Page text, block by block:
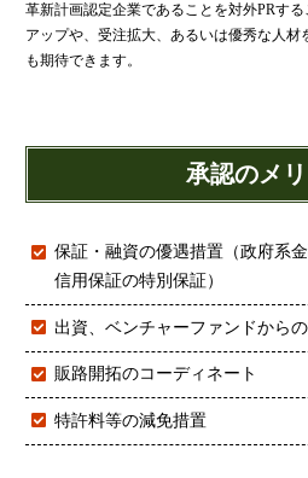
代表挨拶
神戸オフィス
アクセスマップ
スタッフプロフィール
採用情報
税金の豆知識
所得税
革新計画認定企業であることを対外PRす
アップや、受注拡大、あるいは優秀な人
も期待できます。
承認のメ
保証・融資の優遇措置（政府系
信用保証の特別保証）
出資、ベンチャーファンドから
販路開拓のコーディネート
特許料等の減免措置